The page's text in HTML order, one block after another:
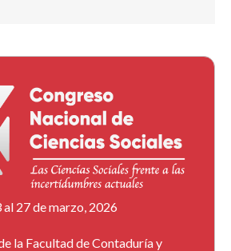
al 27 de marzo, 2026
la Facultad de Contaduría y